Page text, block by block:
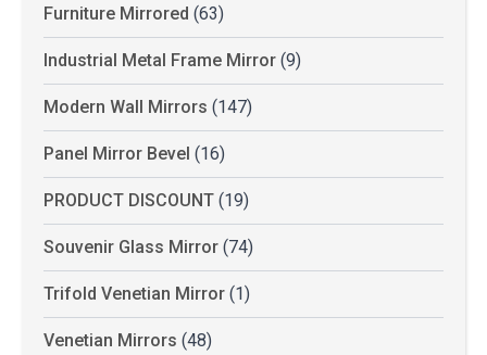
Furniture Mirrored (63)
Industrial Metal Frame Mirror (9)
Modern Wall Mirrors (147)
Panel Mirror Bevel (16)
PRODUCT DISCOUNT (19)
Souvenir Glass Mirror (74)
Trifold Venetian Mirror (1)
Venetian Mirrors (48)